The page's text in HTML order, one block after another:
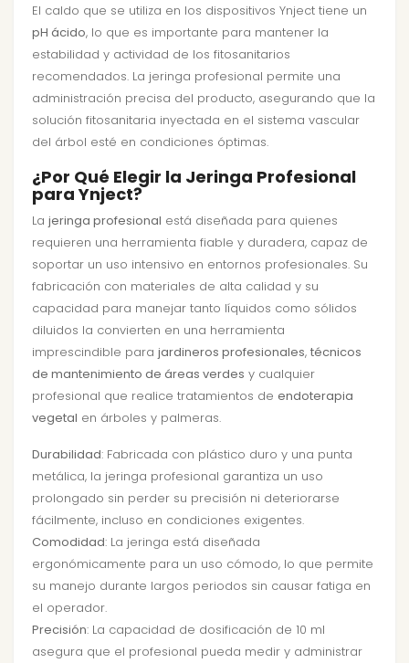
El caldo que se utiliza en los dispositivos Ynject tiene un
pH ácido, lo que es importante para mantener la
estabilidad y actividad de los fitosanitarios
recomendados. La jeringa profesional permite una
administración precisa del producto, asegurando que la
solución fitosanitaria inyectada en el sistema vascular
del árbol esté en condiciones óptimas.
¿Por Qué Elegir la Jeringa Profesional
para Ynject?
La jeringa profesional está diseñada para quienes
requieren una herramienta fiable y duradera, capaz de
soportar un uso intensivo en entornos profesionales. Su
fabricación con materiales de alta calidad y su
capacidad para manejar tanto líquidos como sólidos
diluidos la convierten en una herramienta
imprescindible para jardineros profesionales, técnicos
de mantenimiento de áreas verdes y cualquier
profesional que realice tratamientos de endoterapia
vegetal en árboles y palmeras.
Durabilidad: Fabricada con plástico duro y una punta
metálica, la jeringa profesional garantiza un uso
prolongado sin perder su precisión ni deteriorarse
fácilmente, incluso en condiciones exigentes.
Comodidad: La jeringa está diseñada
ergonómicamente para un uso cómodo, lo que permite
su manejo durante largos periodos sin causar fatiga en
el operador.
Precisión: La capacidad de dosificación de 10 ml
asegura que el profesional pueda medir y administrar